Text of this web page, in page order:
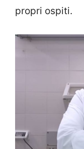
propri ospiti.